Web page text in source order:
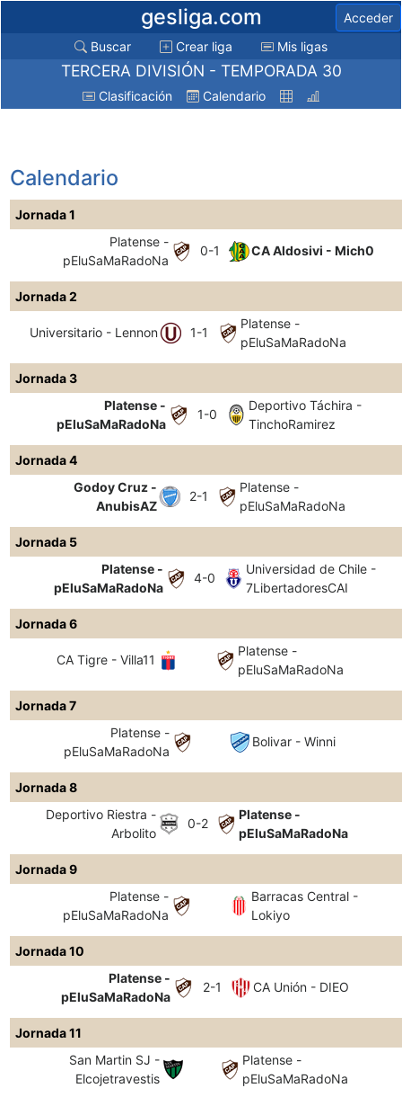
gesliga.com
Acceder
Buscar
Crear liga Mis ligas
TERCERA DIVISIÓN - TEMPORADA 30
Clasificación Calendario
Calendario
Jornada 1
Platense -
pEluSaMaRadoNa
0-1 CA Aldosivi - Mich0
Jornada 2
Universitario - Lennon 1-1
Platense -
pEluSaMaRadoNa
Jornada 3
Platense -
pEluSaMaRadoNa
1-0
Deportivo Táchira -
TinchoRamirez
Jornada 4
Godoy Cruz -
AnubisAZ
2-1
Platense -
pEluSaMaRadoNa
Jornada 5
Platense -
pEluSaMaRadoNa
4-0
Universidad de Chile -
7LibertadoresCAI
Jornada 6
CA Tigre - Villa11
Platense -
pEluSaMaRadoNa
Jornada 7
Platense -
pEluSaMaRadoNa
Bolivar - Winni
Jornada 8
Deportivo Riestra -
Arbolito
0-2
Platense -
pEluSaMaRadoNa
Jornada 9
Platense -
pEluSaMaRadoNa
Barracas Central -
Lokiyo
Jornada 10
Platense -
pEluSaMaRadoNa
2-1 CA Unión - DIEO
Jornada 11
San Martin SJ -
Elcojetravestis
Platense -
pEluSaMaRadoNa